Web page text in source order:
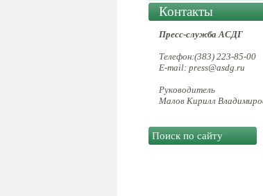
Контакты
Пресс-служба АСДГ
Телефон:(383) 223-85-00
E-mail: press@asdg.ru
Руководитель
Малов Кирилл